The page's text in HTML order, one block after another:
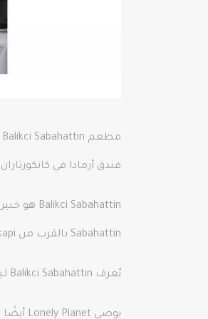
فندق أرمادا في
Sabahattin بالقرب من Kumkapi ، أهم سوق للأسماك في إسطنبول، ولديه دائمًا أسماك طازجة.
يُعرف Balikci Sabahattin ليس فقط بأنه أفضل مطعم أسماك في السلطان أحمد ولكن أيضًا في المدينة القديمة في اسطنبول.